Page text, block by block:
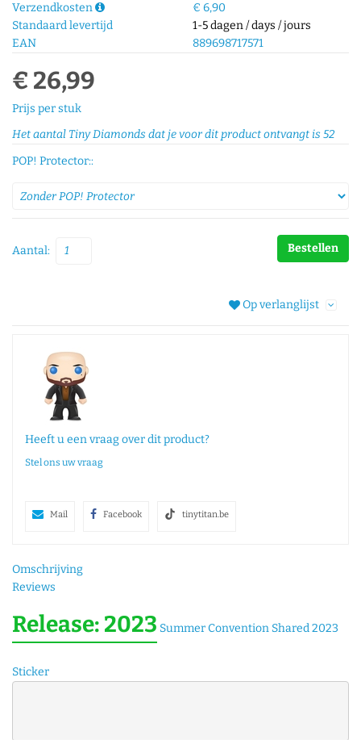
Verzendkosten
€ 6,90
Standaard levertijd
1-5 dagen / days / jours
EAN
889698717571
€ 26,99
Prijs per stuk
Het aantal Tiny Diamonds dat je voor dit product ontvangt is52
POP! Protector::
Aantal: Bestellen
Op verlanglijst
Heeft u een vraag over dit product?
Stel ons uw vraag
Mail Facebook tinytitan.be
Omschrijving
Reviews
Release: 2023 Summer Convention Shared 2023
Sticker